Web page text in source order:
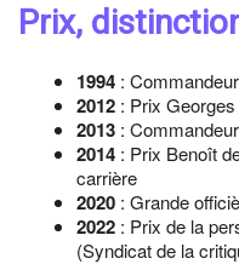
Prix,
1994 :
2012 : Prix
2013 :
2014 : Prix Benoît
carrière
2020 : Grande
2022 : Prix de la
(Syndicat de la